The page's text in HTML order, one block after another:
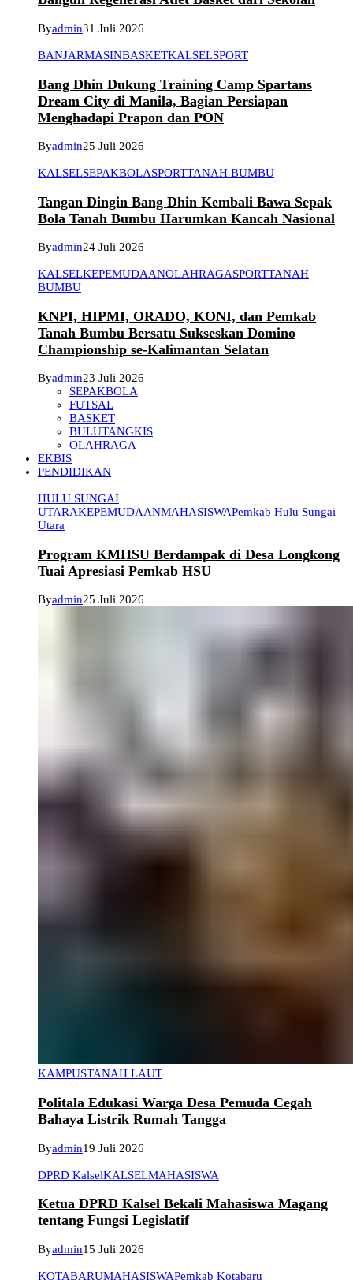
Byadmin31 Juli 2026
BANJARMASINBASKETKALSELSPORT
Bang Dhin Dukung Training Camp Spartans
Dream City di Manila, Bagian Persiapan
Menghadapi Prapon dan PON
Byadmin25 Juli 2026
KALSELSEPAKBOLASPORTTANAH BUMBU
Tangan Dingin Bang Dhin Kembali Bawa Sepak
Bola Tanah Bumbu Harumkan Kancah Nasional
Byadmin24 Juli 2026
KALSELKEPEMUDAANOLAHRAGASPORTTANAH
BUMBU
KNPI, HIPMI, ORADO, KONI, dan Pemkab
Tanah Bumbu Bersatu Sukseskan Domino
Championship se-Kalimantan Selatan
Byadmin23 Juli 2026
SEPAKBOLA
FUTSAL
BASKET
BULUTANGKIS
OLAHRAGA
EKBIS
PENDIDIKAN
HULU SUNGAI
UTARAKEPEMUDAANMAHASISWAPemkab Hulu Sungai
Utara
Program KMHSU Berdampak di Desa Longkong
Tuai Apresiasi Pemkab HSU
Byadmin25 Juli 2026
KAMPUSTANAH LAUT
Politala Edukasi Warga Desa Pemuda Cegah
Bahaya Listrik Rumah Tangga
Byadmin19 Juli 2026
DPRD KalselKALSELMAHASISWA
Ketua DPRD Kalsel Bekali Mahasiswa Magang
tentang Fungsi Legislatif
Byadmin15 Juli 2026
KOTABARUMAHASISWAPemkab Kotabaru